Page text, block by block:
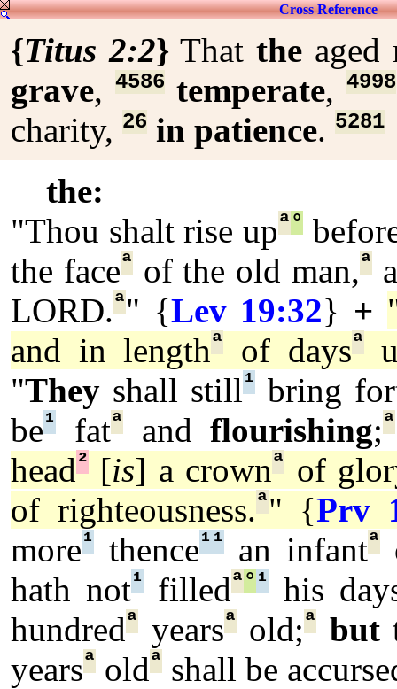
Cross Reference
{Titus 2:2}Thatthe
grave, 4586 temperate, 4998
charity, 26 in patience. 5281
the:
"Thou shalt rise upª°
the faceªof the old man,ª
LORD.ª" {Lev 19:32} +
and in lengthª of daysª
"They shall still¹
bring
be¹ fatªandflourishing;ª
head² [is] a crownª
of
of righteousness.ª" {Prv
more¹ thence¹ ¹an infantª
hath not¹filledª° ¹
his
hundredª yearsªold;ª but
yearsª oldª shall be